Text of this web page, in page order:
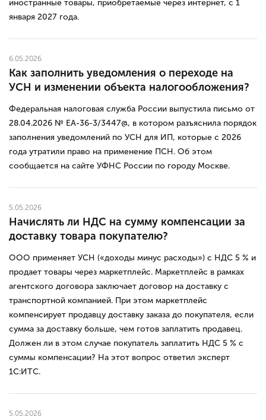
иностранные товары, приобретаемые через интернет, с 1
января 2027 года.
6.05.2026
Как заполнить уведомления о переходе на
УСН и изменении объекта налогообложения?
Федеральная налоговая служба России выпустила письмо от
28.04.2026 № ЕА-36-3/3447@, в котором разъяснила порядок
заполнения уведомлений по УСН для ИП, которые с 2026
года утратили право на применение ПСН. Об этом
сообщается на сайте УФНС России по городу Москве.
5.05.2026
Начислять ли НДС на сумму компенсации за
доставку товара покупателю?
ООО применяет УСН («доходы минус расходы») с НДС 5 % и
продает товары через маркетплейс. Маркетплейс в рамках
агентского договора заключает договор на доставку с
транспортной компанией. При этом маркетплейс
компенсирует продавцу доставку заказа до покупателя, если
сумма за доставку больше, чем готов заплатить продавец.
Должен ли в этом случае покупатель заплатить НДС 5 % с
суммы компенсации? На этот вопрос ответил эксперт
1С:ИТС.
5.05.2026